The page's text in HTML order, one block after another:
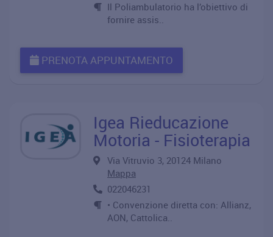
Il Poliambulatorio ha l’obiettivo di
fornire assis..
PRENOTA APPUNTAMENTO
Igea Rieducazione
Motoria - Fisioterapia
Via Vitruvio 3, 20124 Milano
Mappa
022046231
• Convenzione diretta con: Allianz,
AON, Cattolica..